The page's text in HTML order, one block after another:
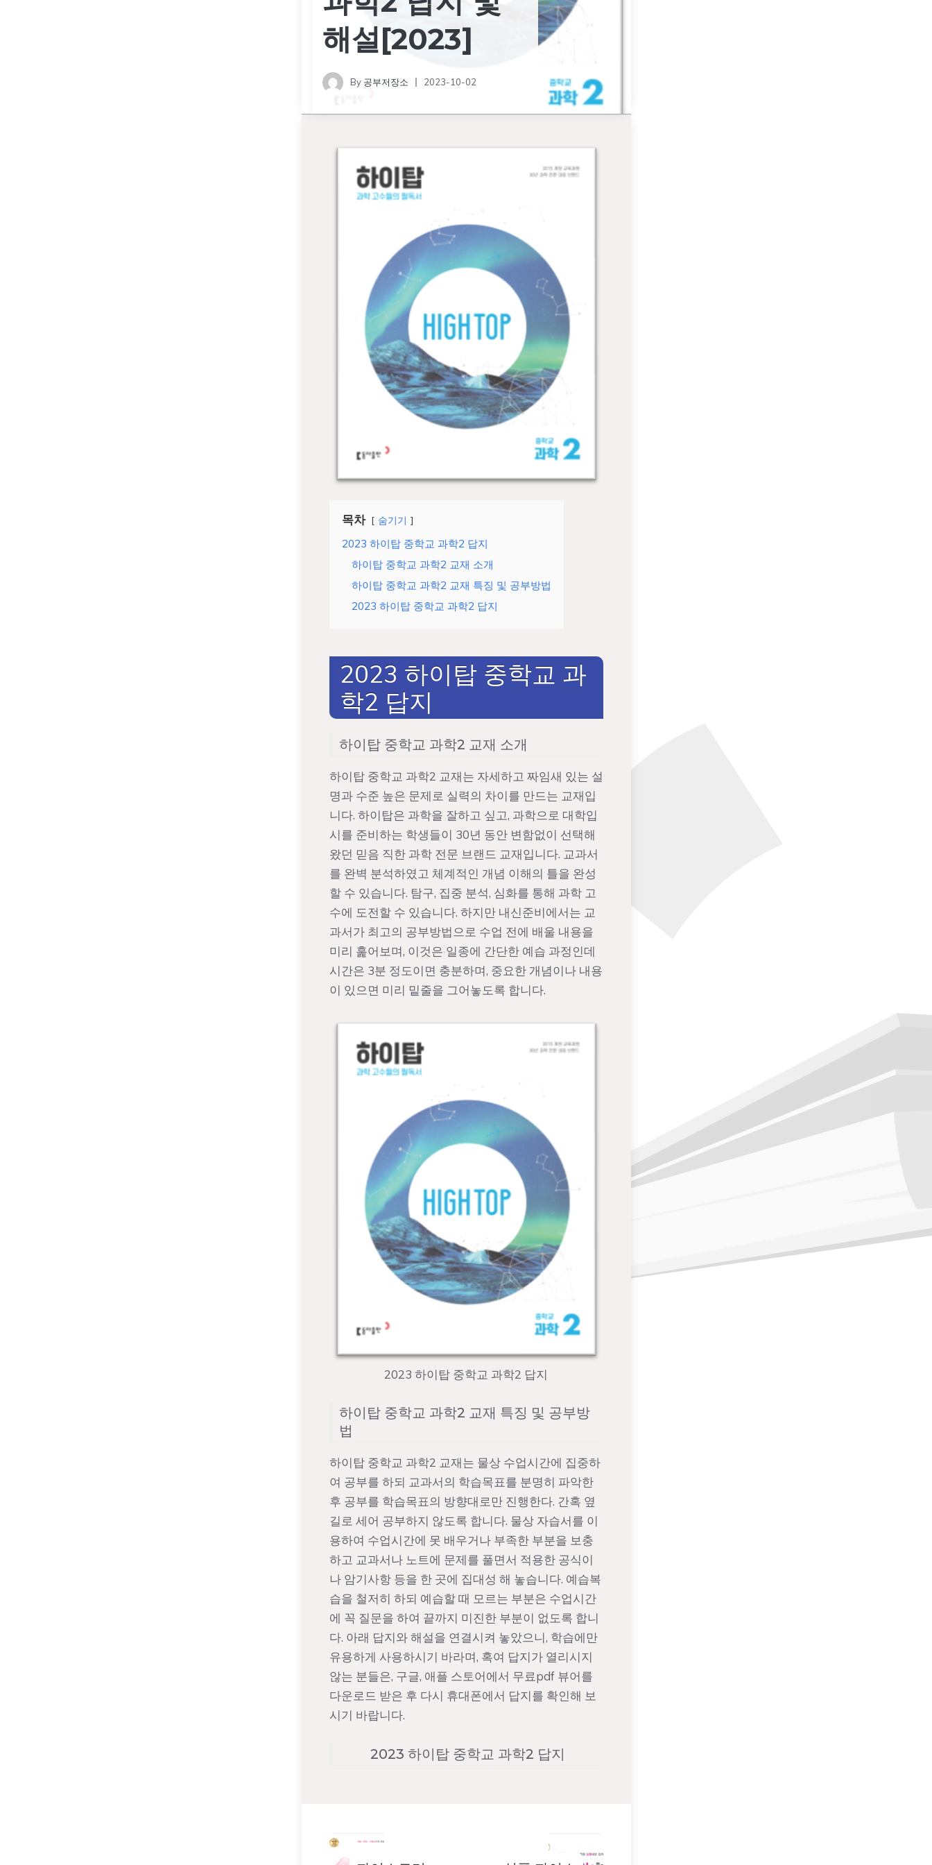
해설[2023]
By 공부저장소 2023-10-02
목차 숨기기
2023 하이탑 중학교 과학2 답지
하이탑 중학교 과학2 교재 소개
하이탑 중학교 과학2 교재 특징 및 공부방법
2023 하이탑 중학교 과학2 답지
2023 하이탑 중학교 과
학2 답지
하이탑 중학교 과학2 교재 소개
하이탑 중학교 과학2 교재는 자세하고 짜임새 있는 설
명과 수준 높은 문제로 실력의 차이를 만드는 교재입
니다. 하이탑은 과학을 잘하고 싶고, 과학으로 대학입
시를 준비하는 학생들이 30년 동안 변함없이 선택해
왔던 믿음 직한 과학 전문 브랜드 교재입니다. 교과서
를 완벽 분석하였고 체계적인 개념 이해의 틀을 완성
할 수 있습니다. 탐구, 집중 분석, 심화를 통해 과학 고
수에 도전할 수 있습니다. 하지만 내신준비에서는 교
과서가 최고의 공부방법으로 수업 전에 배울 내용을
미리 훑어보며, 이것은 일종에 간단한 예습 과정인데
시간은 3분 정도이면 충분하며, 중요한 개념이나 내용
이 있으면 미리 밑줄을 그어놓도록 합니다.
2023 하이탑 중학교 과학2 답지
하이탑 중학교 과학2 교재 특징 및 공부방
법
하이탑 중학교 과학2 교재는 물상 수업시간에 집중하
여 공부를 하되 교과서의 학습목표를 분명히 파악한
후 공부를 학습목표의 방향대로만 진행한다. 간혹 옆
길로 세어 공부하지 않도록 합니다. 물상 자습서를 이
용하여 수업시간에 못 배우거나 부족한 부분을 보충
하고 교과서나 노트에 문제를 풀면서 적용한 공식이
나 암기사항 등을 한 곳에 집대성 해 놓습니다. 예습복
습을 철저히 하되 예습할 때 모르는 부분은 수업시간
에 꼭 질문을 하여 끝까지 미진한 부분이 없도록 합니
다. 아래 답지와 해설을 연결시켜 놓았으니, 학습에만
유용하게 사용하시기 바라며, 혹여 답지가 열리시지
않는 분들은, 구글, 애플 스토어에서 무료pdf 뷰어를
다운로드 받은 후 다시 휴대폰에서 답지를 확인해 보
시기 바랍니다.
2023 하이탑 중학교 과학2 답지